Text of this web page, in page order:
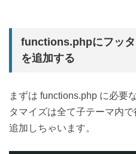
functions.phpにフッ
を追加する
まずは functions.php に必要
タマイズは全て子テーマ内
追加しちゃいます。